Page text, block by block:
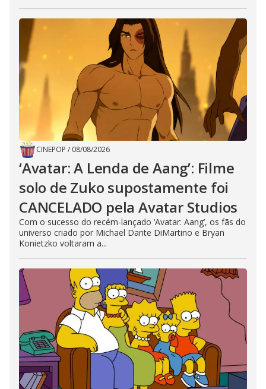
CINEPOP / 08/08/2026
‘Avatar: A Lenda de Aang’: Filme
solo de Zuko supostamente foi
CANCELADO pela Avatar Studios
Com o sucesso do recém-lançado ‘Avatar: Aang’, os fãs do
universo criado por Michael Dante DiMartino e Bryan
Konietzko voltaram a...